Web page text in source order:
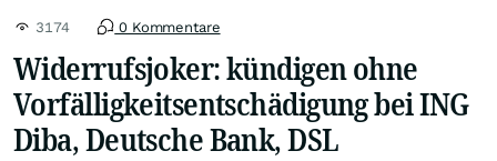
3174 0 Kommentare
Widerrufsjoker: kündigen ohne
Vorfälligkeitsentschädigung bei ING
Diba, Deutsche Bank, DSL